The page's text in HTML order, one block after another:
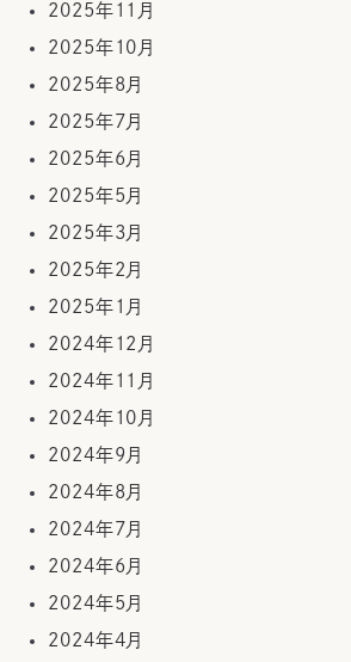
2025年11月
2025年10月
2025年8月
2025年7月
2025年6月
2025年5月
2025年3月
2025年2月
2025年1月
2024年12月
2024年11月
2024年10月
2024年9月
2024年8月
2024年7月
2024年6月
2024年5月
2024年4月